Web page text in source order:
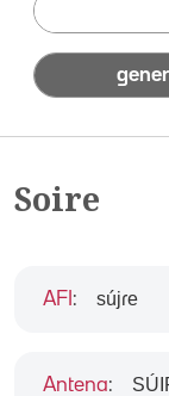
Soire
AFI : sújɾe
Antena: